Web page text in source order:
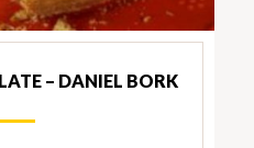
– DANIEL BORK